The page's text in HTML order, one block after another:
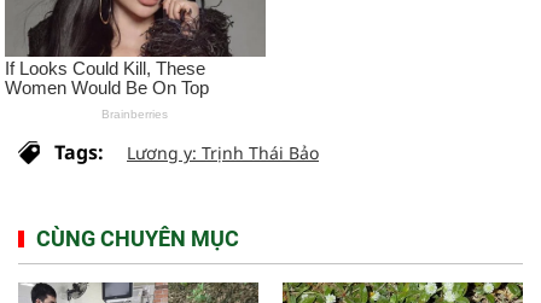
Tags: Lương y: Trịnh Thái Bảo
CÙNG CHUYÊN MỤC